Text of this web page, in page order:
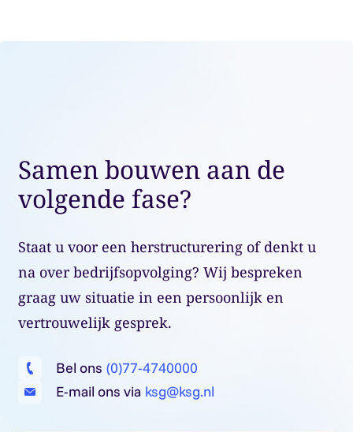
Samen bouwen aan de
volgende fase?
Staat u voor een herstructurering of denkt u
na over bedrijfsopvolging? Wij bespreken
graag uw situatie in een persoonlijk en
vertrouwelijk gesprek.
Bel ons (0)77-4740000
E-mail ons via ksg@ksg.nl